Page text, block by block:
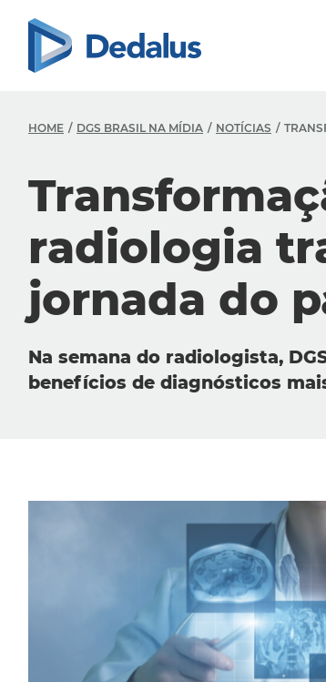
HOME DGS BRASIL NA MÍDIA NOTÍCIAS
radiologia
jornada do
Na semana do radiologista,
benefícios de diagnósticos